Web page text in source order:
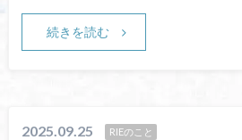
続きを読む
2025.09.25 RIEのこと